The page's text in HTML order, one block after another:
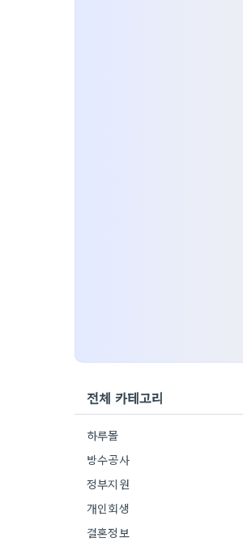
전체 카테고리
하루몰
방수공사
정부지원
개인회생
결혼정보